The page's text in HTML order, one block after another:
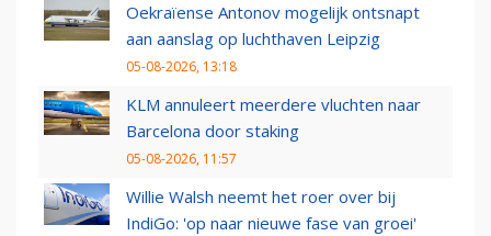
Oekraïense Antonov mogelijk ontsnapt
aan aanslag op luchthaven Leipzig
05-08-2026, 13:18
KLM annuleert meerdere vluchten naar
Barcelona door staking
05-08-2026, 11:57
Willie Walsh neemt het roer over bij
IndiGo: 'op naar nieuwe fase van groei'